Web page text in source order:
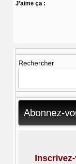
J’aime ça :
Rechercher
Abonnez-